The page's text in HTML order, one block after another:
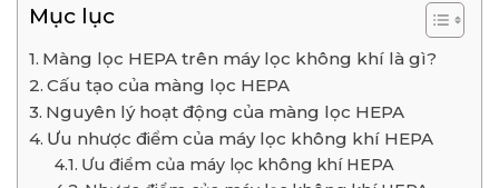
Mục lục
Màng lọc HEPA trên máy lọc không khí là gì?
Cấu tạo của màng lọc HEPA
Nguyên lý hoạt động của màng lọc HEPA
Ưu nhược điểm của máy lọc không khí HEPA
Ưu điểm của máy lọc không khí HEPA